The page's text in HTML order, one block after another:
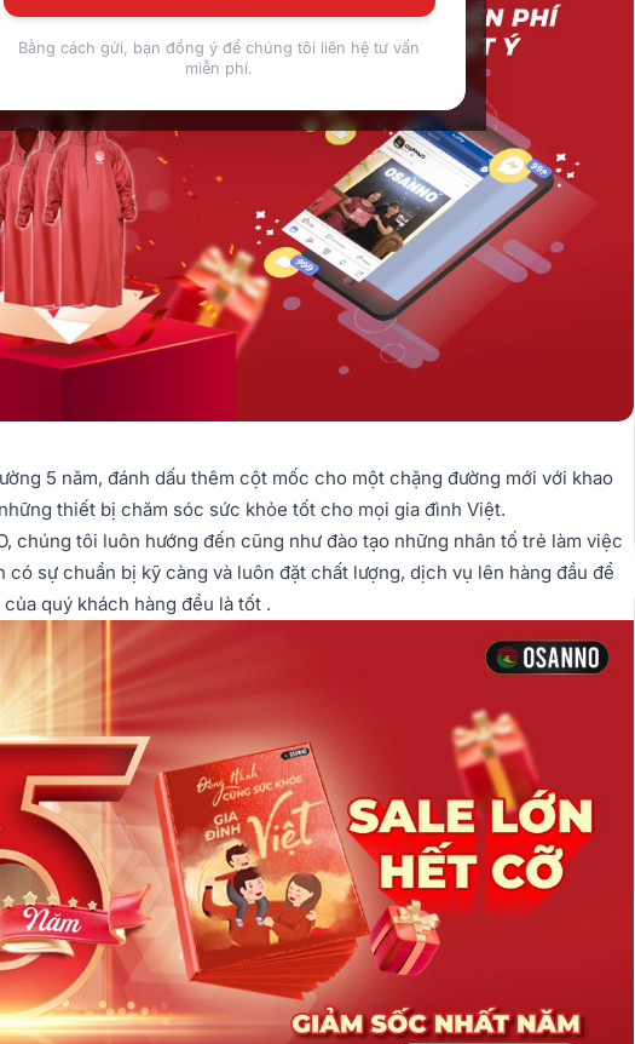
5 năm, đánh dấu thêm cột mốc cho một chặng đường mới với khao
thiết bị chăm sóc sức khỏe tốt cho mọi gia đình Việt.
chúng tôi luôn hướng đến cũng như đào tạo những nhân tố trẻ làm việc
có sự chuẩn bị kỹ càng và luôn đặt chất lượng, dịch vụ lên hàng đầu để
quý khách hàng đều là tốt .
Bằng cách gửi, bạn đồng ý để chúng tôi liên hệ tư vấn
miễn phí.